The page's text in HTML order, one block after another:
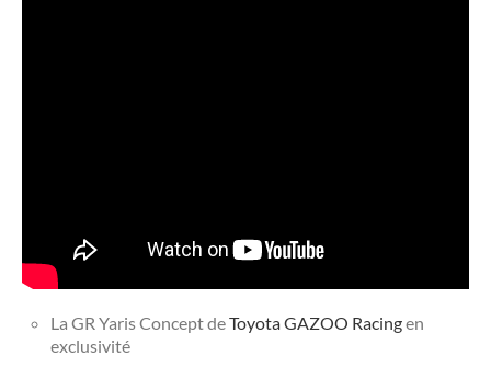
La GR Yaris Concept deToyota GAZOO Racingen
exclusivité